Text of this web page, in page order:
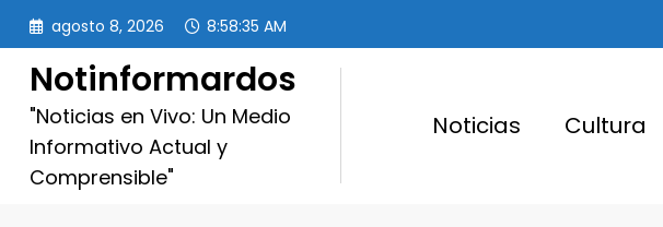
Saltar
contenido
agosto 8, 2026 8:58:36 AM
Notinformardos
"Noticias en Vivo: Un Medio
Informativo Actual y
Comprensible"
Noticias Cultura